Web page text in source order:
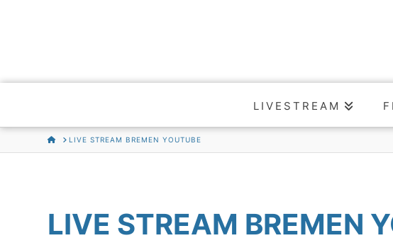
LIVESTREAM
HOMELIVE STREAM BREMEN YOUTUBE
LIVE STREAM BREMEN